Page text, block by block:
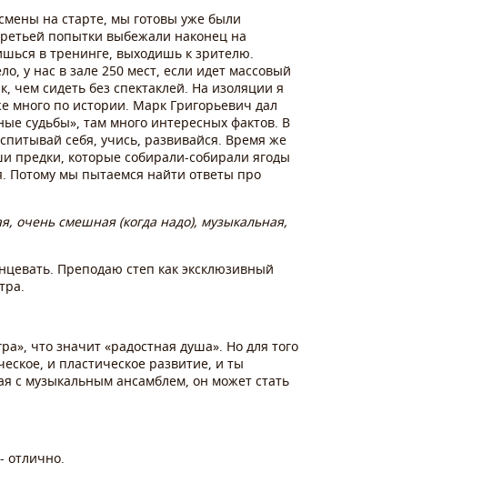
на старте, мы готовы уже были
попытки выбежали наконец на
в тренинге, выходишь к зрителю.
у нас в зале 250 мест, если идет массовый
чем сидеть без спектаклей. На изоляции я
много по истории. Марк Григорьевич дал
судьбы», там много интересных фактов. В
себя, учись, развивайся. Время же
предки, которые собирали-собирали ягоды
Потому мы пытаемся найти ответы про
очень смешная (когда надо), музыкальная,
Преподаю степ как эксклюзивный
что значит «радостная душа». Но для того
и пластическое развитие, и ты
с музыкальным ансамблем, он может стать
отлично.